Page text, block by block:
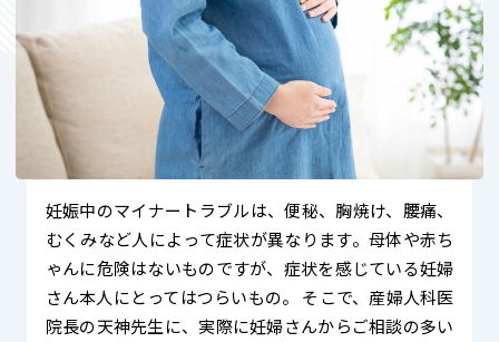
妊娠中のマイナートラブルは、便秘、胸焼け、腰痛、
むくみなど人によって症状が異なります。母体や赤ち
ゃんに危険はないものですが、症状を感じている妊婦
さん本人にとってはつらいもの。 そこで、産婦人科医
院長の天神先生に、実際に妊婦さんからご相談の多い